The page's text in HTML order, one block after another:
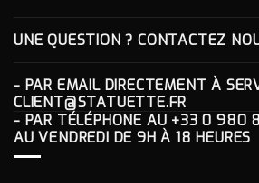
UNE QUESTION ? CONTACTEZ
- PAR EMAIL DIRECTEMENT À
CLIENT@STATUETTE.FR
- PAR TÉLÉPHONE AU +33 0 980
AU VENDREDI DE 9H À 18 HEURES